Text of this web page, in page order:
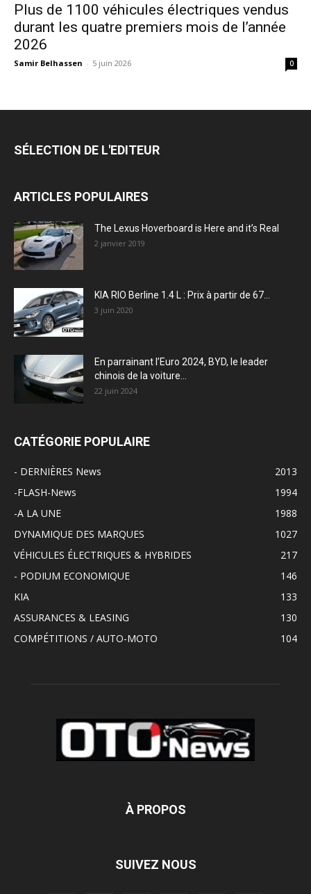
Plus de 1100 véhicules électriques vendus
durant les quatre premiers mois de l’année
2026
Samir Belhassen - 5 juin 2026 0
SÉLECTION DE L'EDITEUR
ARTICLES POPULAIRES
The Lexus Hoverboard is Here and it’s Real
2 janvier 2019
KIA RIO Berline 1.4 L : Prix à partir de 67...
3 juin 2020
En parrainant l’Euro 2024, BYD, le leader
chinois de la voiture...
22 juin 2024
CATÉGORIE POPULAIRE
- DERNIÈRES News
2013
-FLASH-News
1994
-A LA UNE
1988
DYNAMIQUE DES MARQUES
1027
VÉHICULES ÉLECTRIQUES & HYBRIDES
217
- PODIUM ECONOMIQUE
146
KIA
133
ASSURANCES & LEASING
130
COMPÉTITIONS / AUTO-MOTO
104
À PROPOS
SUIVEZ NOUS